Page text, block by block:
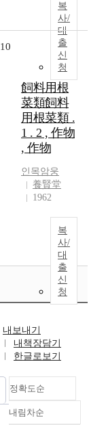
복
사/
대
출
신
청
10
飼料用根
菜類飼料
用根菜類 .
1 . 2 , 作物
, 作物
인목암웅
養賢堂
1962
복
사/
대
출
신
청
내보내기
내책장담기
한글로보기
정확도순
정확도
내림차순